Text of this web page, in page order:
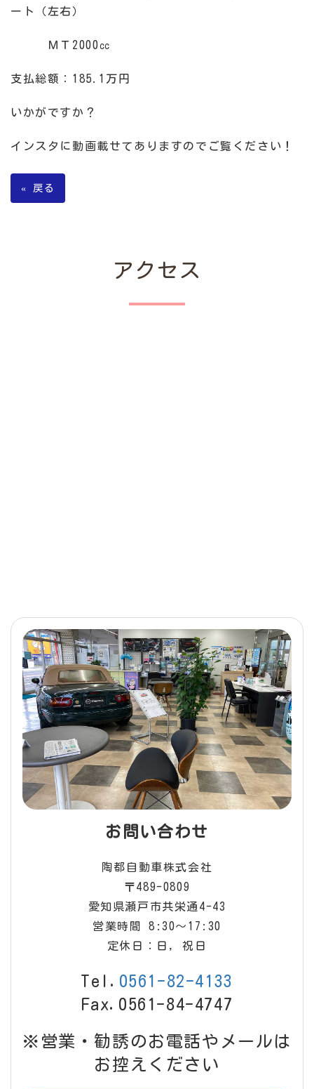
ート（左右）
ＭＴ2000㏄
支払総額：185.1万円
いかがですか？
インスタに動画載せてありますのでご覧ください！
« 戻る
アクセス
お問い合わせ
陶都自動車株式会社
〒489-0809
愛知県瀬戸市共栄通4-43
営業時間 8:30〜17:30
定休日：日, 祝日
Tel. 0561-82-4133
Fax.0561-84-4747
※営業・勧誘のお電話やメールは
お控えください